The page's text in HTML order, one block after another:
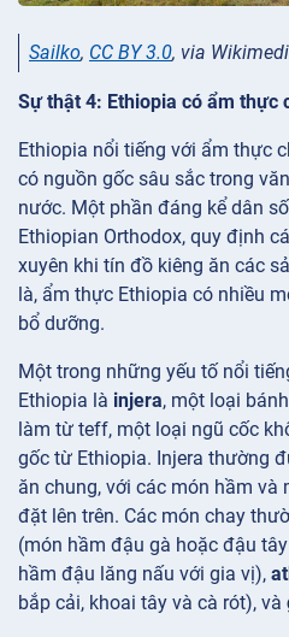
Sailko, CC BY 3.0, via
Sự thật 4: Ethiopia có ẩm thực
Ethiopia nổi tiếng với ẩm thực
có nguồn gốc sâu sắc trong
nước. Một phần đáng kể dân
Ethiopian Orthodox, quy định
xuyên khi tín đồ kiêng ăn các
là, ẩm thực Ethiopia có nhiều
bổ dưỡng.
Một trong những yếu tố nổi
Ethiopia là injera, một loại
làm từ teff, một loại ngũ cốc
gốc từ Ethiopia. Injera thường
ăn chung, với các món hầm
đặt lên trên. Các món chay
(món hầm đậu gà hoặc đậu
hầm đậu lăng nấu với gia vị),
bắp cải, khoai tây và cà rót), và